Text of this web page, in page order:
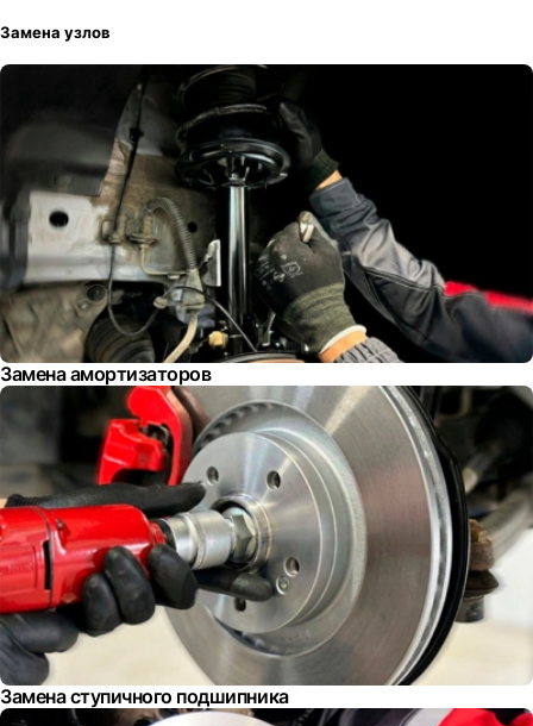
Замена узлов
Замена амортизаторов
Замена ступичного подшипника